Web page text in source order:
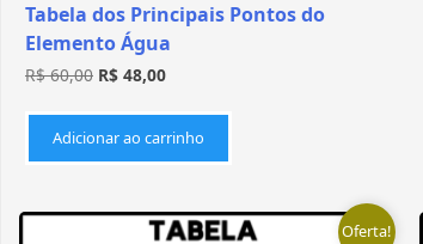
Tabela dos Principais Pontos do
Elemento Água
R$60,00 R$ 48,00
Adicionar ao carrinho
Oferta!